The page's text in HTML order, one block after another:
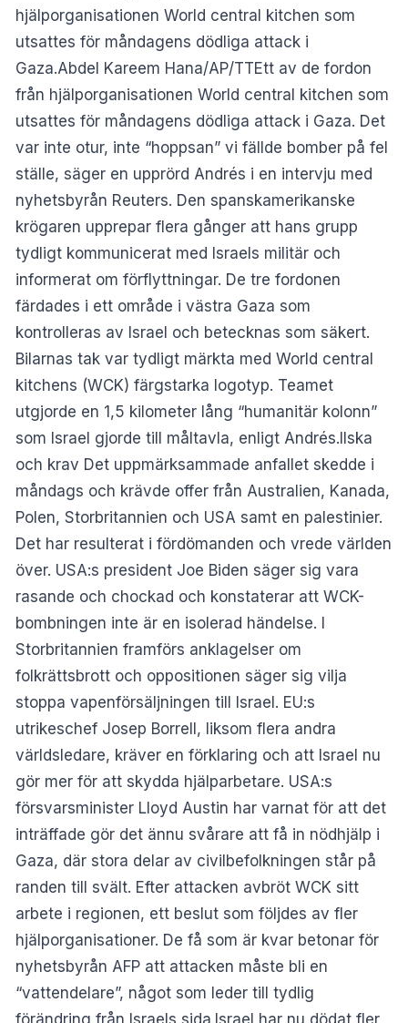
hjälporganisationen World central kitchen som
utsattes för måndagens dödliga attack i
Gaza.Abdel Kareem Hana/AP/TTEtt av de fordon
från hjälporganisationen World central kitchen som
utsattes för måndagens dödliga attack i Gaza. Det
var inte otur, inte “hoppsan” vi fällde bomber på fel
ställe, säger en upprörd Andrés i en intervju med
nyhetsbyrån Reuters. Den spanskamerikanske
krögaren upprepar flera gånger att hans grupp
tydligt kommunicerat med Israels militär och
informerat om förflyttningar. De tre fordonen
färdades i ett område i västra Gaza som
kontrolleras av Israel och betecknas som säkert.
Bilarnas tak var tydligt märkta med World central
kitchens (WCK) färgstarka logotyp. Teamet
utgjorde en 1,5 kilometer lång “humanitär kolonn”
som Israel gjorde till måltavla, enligt Andrés.Ilska
och krav Det uppmärksammade anfallet skedde i
måndags och krävde offer från Australien, Kanada,
Polen, Storbritannien och USA samt en palestinier.
Det har resulterat i fördömanden och vrede världen
över. USA:s president Joe Biden säger sig vara
rasande och chockad och konstaterar att WCK-
bombningen inte är en isolerad händelse. I
Storbritannien framförs anklagelser om
folkrättsbrott och oppositionen säger sig vilja
stoppa vapenförsäljningen till Israel. EU:s
utrikeschef Josep Borrell, liksom flera andra
världsledare, kräver en förklaring och att Israel nu
gör mer för att skydda hjälparbetare. USA:s
försvarsminister Lloyd Austin har varnat för att det
inträffade gör det ännu svårare att få in nödhjälp i
Gaza, där stora delar av civilbefolkningen står på
randen till svält. Efter attacken avbröt WCK sitt
arbete i regionen, ett beslut som följdes av fler
hjälporganisationer. De få som är kvar betonar för
nyhetsbyrån AFP att attacken måste bli en
“vattendelare”, något som leder till tydlig